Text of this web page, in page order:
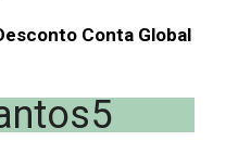
Conta Global